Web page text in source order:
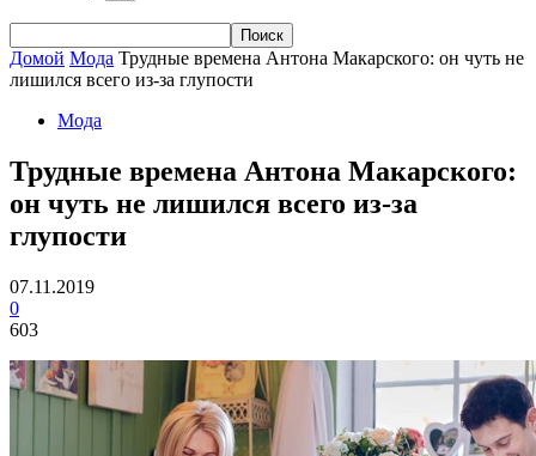
Домой Мода Трудные времена Антона Макарского: он чуть не
лишился всего из-за глупости
Мода
Трудные времена Антона Макарского:
он чуть не лишился всего из-за
глупости
07.11.2019
0
603